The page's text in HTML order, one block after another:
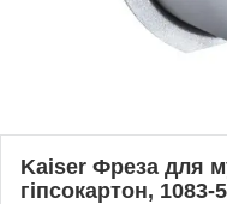
Kaiser Фреза для
гіпсокартон, 1083-